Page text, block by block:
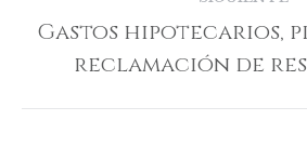
Gastos hipotecarios,
reclamación de